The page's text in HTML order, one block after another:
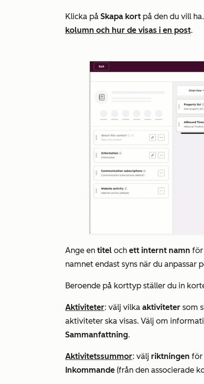
Klicka på Skapa kort på den du vill ha.
kolumn och hur de visas i en post.
Ange en titel och ett internt namn för
namnet endast syns när du anpassar
Beroende på korttyp ställer du in
Aktiviteter: välj vilka aktiviteter som
aktiviteter ska visas. Välj om
Sammanfattning.
Aktivitetssummor: välj riktningen för
Inkommande (från den associerade